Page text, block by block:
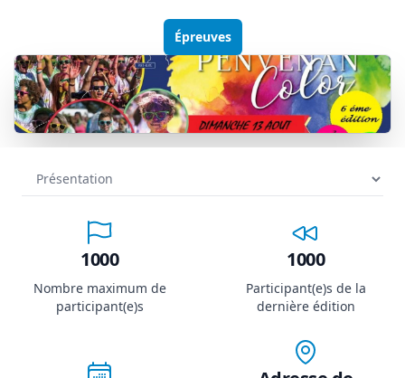
Épreuves
1000
Nombre maximum de
participant(e)s
1000
Participant(e)s de la
dernière édition